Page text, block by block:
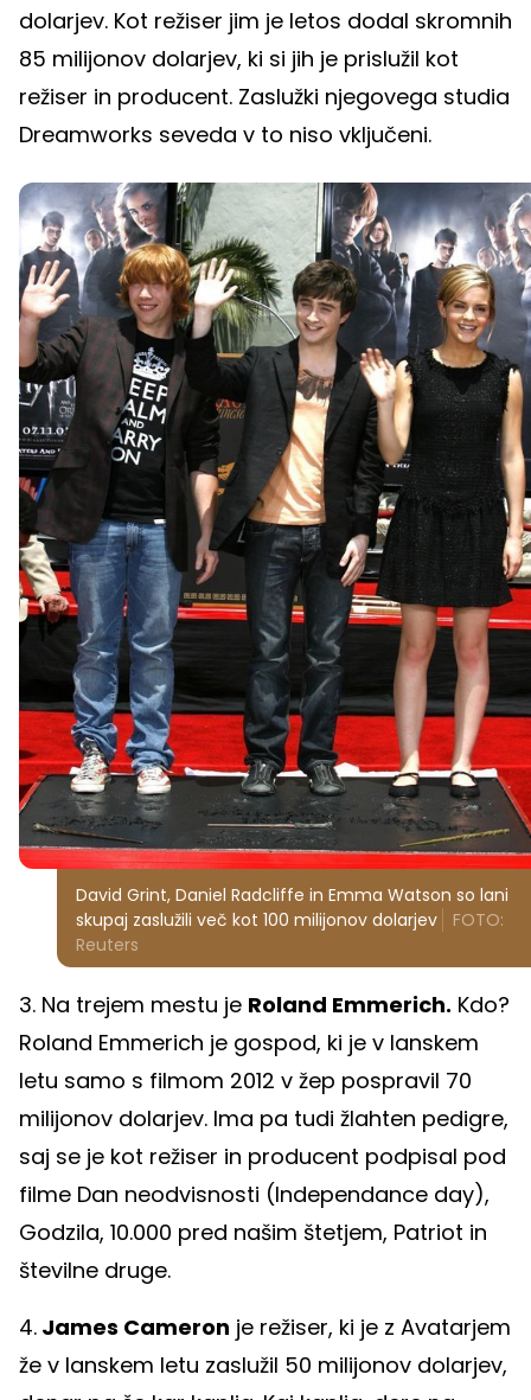
dolarjev. Kot režiser jim je letos dodal skromnih
85 milijonov dolarjev, ki si jih je prislužil kot
režiser in producent. Zaslužki njegovega studia
Dreamworks seveda v to niso vključeni.
David Grint, Daniel Radcliffe in Emma Watson so lani
skupaj zaslužili več kot 100 milijonov dolarjev
FOTO:
Reuters
3. Na trejem mestu je Roland Emmerich. Kdo?
Roland Emmerich je gospod, ki je v lanskem
letu samo s filmom 2012 v žep pospravil 70
milijonov dolarjev. Ima pa tudi žlahten pedigre,
saj se je kot režiser in producent podpisal pod
filme Dan neodvisnosti (Independance day),
Godzila, 10.000 pred našim štetjem, Patriot in
številne druge.
4. James Cameron je režiser, ki je z Avatarjem
že v lanskem letu zaslužil 50 milijonov dolarjev,